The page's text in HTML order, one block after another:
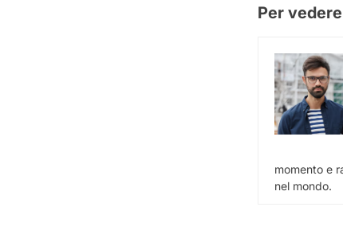
Per
momento e
nel mondo.